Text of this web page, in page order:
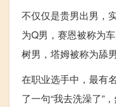
不仅仅是贵男出男，
为Q男，赛恩被称为
树男，塔姆被称为舔
在职业选手中，最有
了一句“我去洗澡了”